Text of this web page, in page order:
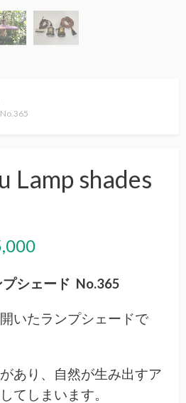
Lamp shades
価
¥14,000
¥15,000
シェード No.365
いたランプシェードで
あり、自然が生み出すア
てしまいます。